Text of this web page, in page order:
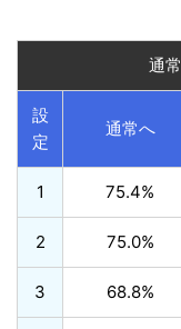
通
設
定
通常へ
1 75.4%
2 75.0%
3 68.8%